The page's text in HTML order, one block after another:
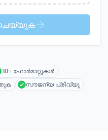
ചെയ്യുക
30+ ഫോർമാറ്റുകൾ
സൗജന്യ പ്രിവ്യൂ